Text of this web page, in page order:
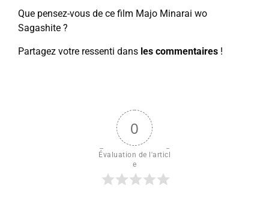
Que pensez-vous de ce film Majo Minarai wo
Sagashite ?
Partagez votre ressenti dans les commentaires !
0
Évaluation de l'articl
e